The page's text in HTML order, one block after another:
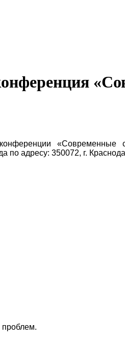
«Современные
адресу: 350072, г.
проблем.